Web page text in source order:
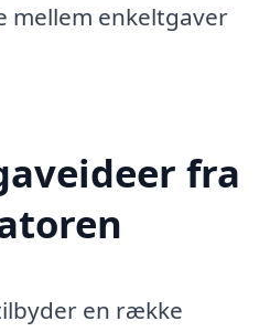
enkeltgaver
fra
en række